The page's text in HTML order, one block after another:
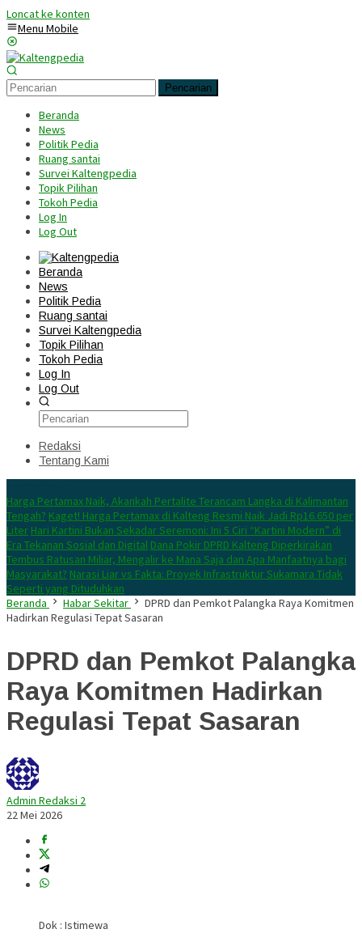
Loncat ke konten
Menu Mobile
Pencarian
Beranda
News
Politik Pedia
Ruang santai
Survei Kaltengpedia
Topik Pilihan
Tokoh Pedia
Log In
Log Out
Beranda
News
Politik Pedia
Ruang santai
Survei Kaltengpedia
Topik Pilihan
Tokoh Pedia
Log In
Log Out
Redaksi
Tentang Kami
Harga Pertamax Naik, Akankah Pertalite Terancam Langka di Kalimantan
Tengah? Kaget! Harga Pertamax di Kalteng Resmi Naik Jadi Rp16.650 per
Liter Hari Kartini Bukan Sekadar Seremoni: Ini 5 Ciri “Kartini Modern” di
Era Tekanan Sosial dan Digital Dana Pokir DPRD Kalteng Diperkirakan
Tembus Ratusan Miliar, Mengalir ke Mana Saja dan Apa Manfaatnya bagi
Masyarakat? Narasi Liar vs Fakta: Proyek Infrastruktur Sukamara Tidak
Seperti yang Dituduhkan
Beranda
Habar Sekitar
DPRD dan Pemkot Palangka Raya Komitmen
Hadirkan Regulasi Tepat Sasaran
DPRD dan Pemkot Palangka
Raya Komitmen Hadirkan
Regulasi Tepat Sasaran
Admin Redaksi 2
22 Mei 2026
Dok : Istimewa